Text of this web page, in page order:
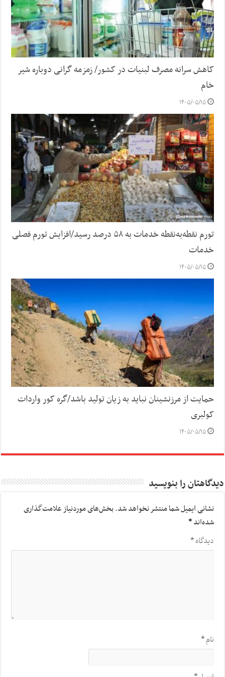
کاهش سرانه مصرف لبنیات در کشور/ زمزمه گرانی دوباره شیر
خام
۱۴۰۵/۰۵/۱۵
تورم نقطه‌به‌نقطه خدمات به ۵۸ درصد رسید/افزایش تورم فصلی
خدمات
۱۴۰۵/۰۵/۱۵
حمایت از مرزنشینان نباید به زیان تولید باشد/گره کور واردات
کولبری
۱۴۰۵/۰۵/۱۵
دیدگاهتان را بنویسید
نشانی ایمیل شما منتشر نخواهد شد.بخش‌های موردنیاز علامت‌گذاری
شده‌اند*
دیدگاه*
نام*